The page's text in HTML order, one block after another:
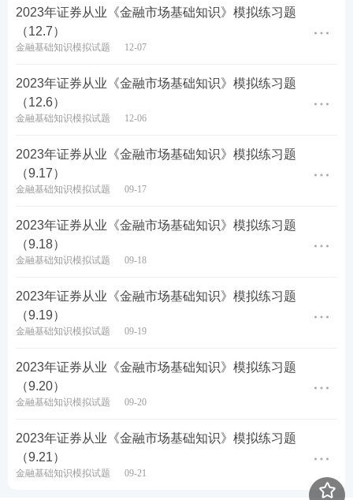
2023年证券从业《金融市场基础知识》模拟练习题
（12.7）
金融基础知识模拟试题 12-07
2023年证券从业《金融市场基础知识》模拟练习题
（12.6）
金融基础知识模拟试题 12-06
2023年证券从业《金融市场基础知识》模拟练习题
（9.17）
金融基础知识模拟试题 09-17
2023年证券从业《金融市场基础知识》模拟练习题
（9.18）
金融基础知识模拟试题 09-18
2023年证券从业《金融市场基础知识》模拟练习题
（9.19）
金融基础知识模拟试题 09-19
2023年证券从业《金融市场基础知识》模拟练习题
（9.20）
金融基础知识模拟试题 09-20
2023年证券从业《金融市场基础知识》模拟练习题
（9.21）
金融基础知识模拟试题 09-21